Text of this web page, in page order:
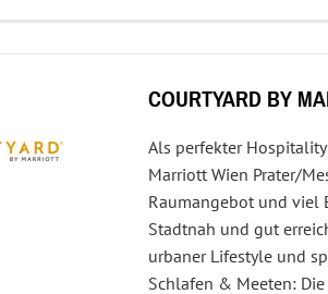
COURTYARD BY
Als perfekter
Marriott Wien Prater/
Raumangebot und viel
Stadtnah und gut
urbaner Lifestyle und
Schlafen & Meeten: